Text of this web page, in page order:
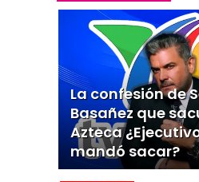
La confesión de
Basañez que
Azteca
mandó sacar?